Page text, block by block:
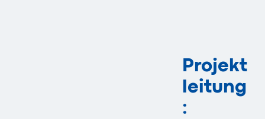
Projekt
leitung
: